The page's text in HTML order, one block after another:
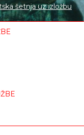
šetnja uz izložbu